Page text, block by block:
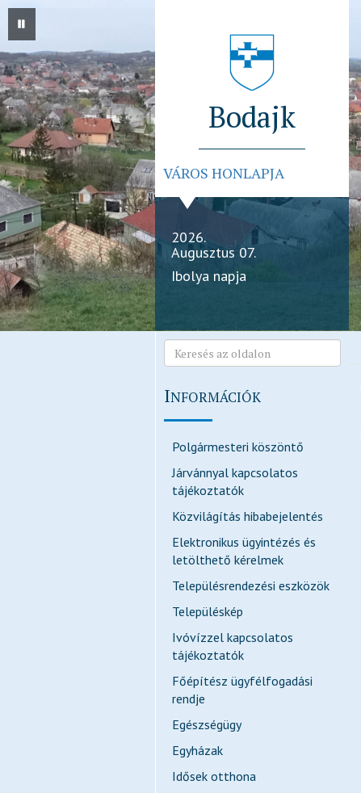
Bodajk
VÁROS HONLAPJA
2026.
Augusztus 07.
Ibolya napja
INFORMÁCIÓK
Polgármesteri köszöntő
Járvánnyal kapcsolatos
tájékoztatók
Közvilágítás hibabejelentés
Elektronikus ügyintézés és
letölthető kérelmek
Településrendezési eszközök
Településkép
Ivóvízzel kapcsolatos
tájékoztatók
Főépítész ügyfélfogadási
rendje
Egészségügy
Egyházak
Idősek otthona